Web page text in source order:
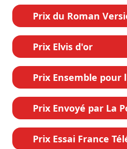
Prix du Roman
Prix Elvis d'or
Prix Ensemble
Prix Envoyé par La
Prix Essai France